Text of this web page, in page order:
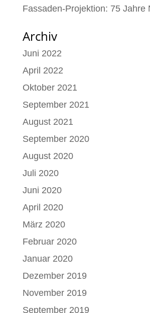
Fassaden-Projektion: 75 Jahre
Archiv
Juni 2022
April 2022
Oktober 2021
September 2021
August 2021
September 2020
August 2020
Juli 2020
Juni 2020
April 2020
März 2020
Februar 2020
Januar 2020
Dezember 2019
November 2019
September 2019